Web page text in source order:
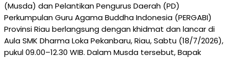
(Musda) dan Pelantikan Pengurus Daerah (PD)
Perkumpulan Guru Agama Buddha Indonesia (PERGABI)
Provinsi Riau berlangsung dengan khidmat dan lancar di
Aula SMK Dharma Loka Pekanbaru, Riau, Sabtu (18/7/2026),
pukul 09.00–12.30 WIB. Dalam Musda tersebut, Bapak